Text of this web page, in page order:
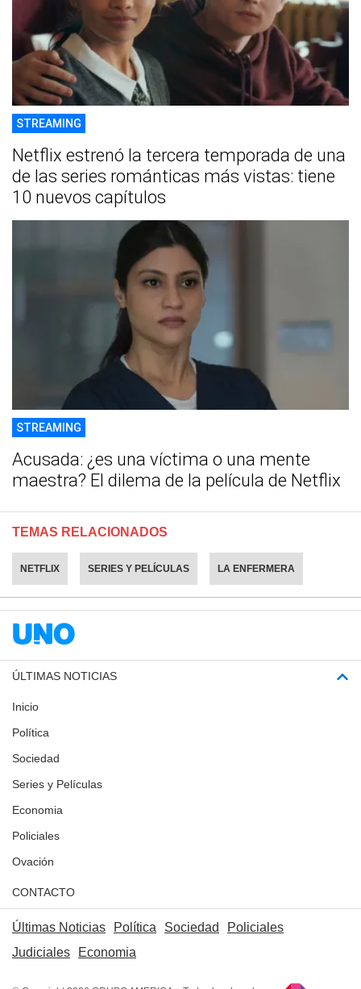
STREAMING
Netflix estrenó la tercera temporada de una
de las series románticas más vistas: tiene
10 nuevos capítulos
STREAMING
Acusada: ¿es una víctima o una mente
maestra? El dilema de la película de Netflix
TEMAS RELACIONADOS
NETFLIX SERIES Y PELÍCULAS LA ENFERMERA
ÚLTIMAS NOTICIAS
Inicio
Política
Sociedad
Series y Películas
Economia
Policiales
Ovación
CONTACTO
Últimas Noticias Política Sociedad
Policiales
Judiciales
Economia